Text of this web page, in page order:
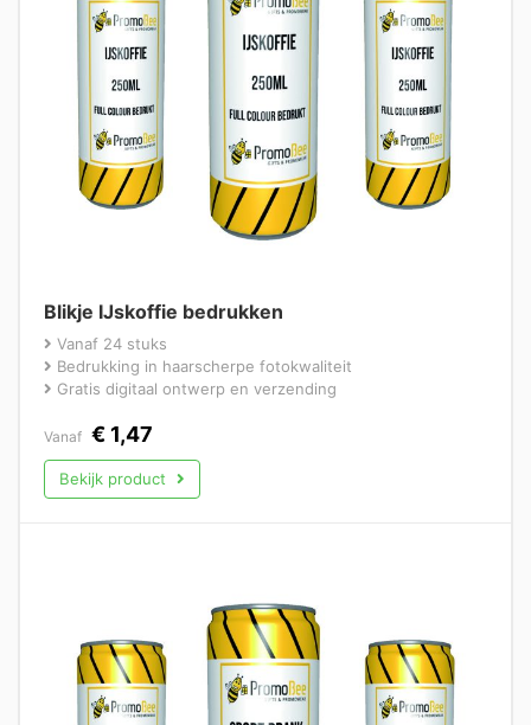
Blikje IJskoffie bedrukken
Vanaf 24 stuks
Bedrukking in haarscherpe fotokwaliteit
Gratis digitaal ontwerp en verzending
Vanaf € 1,47
Bekijk product